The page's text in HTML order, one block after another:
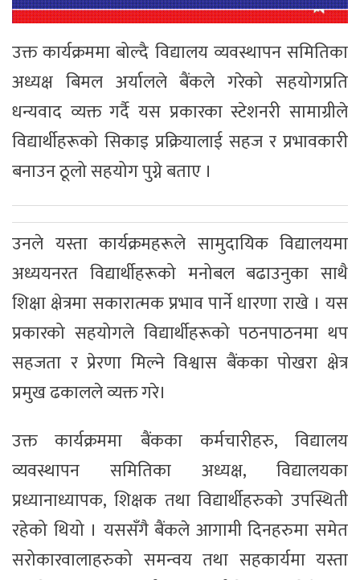
उक्त कार्यक्रममा बोल्दै विद्यालय व्यवस्थापन समितिका
अध्यक्ष बिमल अर्यालले बैंकले गरेको सहयोगप्रति
धन्यवाद व्यक्त गर्दै यस प्रकारका स्टेशनरी सामाग्रीले
विद्यार्थीहरूको सिकाइ प्रक्रियालाई सहज र प्रभावकारी
बनाउन ठूलो सहयोग पुग्ने बताए ।
उनले यस्ता कार्यक्रमहरूले सामुदायिक विद्यालयमा
अध्ययनरत विद्यार्थीहरूको मनोबल बढाउनुका साथै
शिक्षा क्षेत्रमा सकारात्मक प्रभाव पार्ने धारणा राखे । यस
प्रकारको सहयोगले विद्यार्थीहरूको पठनपाठनमा थप
सहजता र प्रेरणा मिल्ने विश्वास बैंकका पोखरा क्षेत्र
प्रमुख ढकालले व्यक्त गरे।
उक्त कार्यक्रममा बैंकका कर्मचारीहरु, विद्यालय
व्यवस्थापन समितिका अध्यक्ष, विद्यालयका
प्रध्यानाध्यापक, शिक्षक तथा विद्यार्थीहरुको उपस्थिती
रहेको थियो । यससँगै बैंकले आगामी दिनहरुमा समेत
सरोकारवालाहरुको समन्वय तथा सहकार्यमा यस्ता